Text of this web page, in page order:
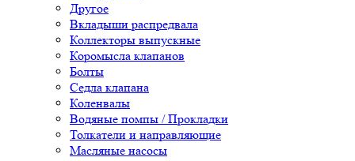
Другое
Вкладыши распредвала
Коллекторы выпускные
Коромысла клапанов
Болты
Седла клапана
Коленвалы
Водяные помпы / Прокладки
Толкатели и направляющие
Масляные насосы